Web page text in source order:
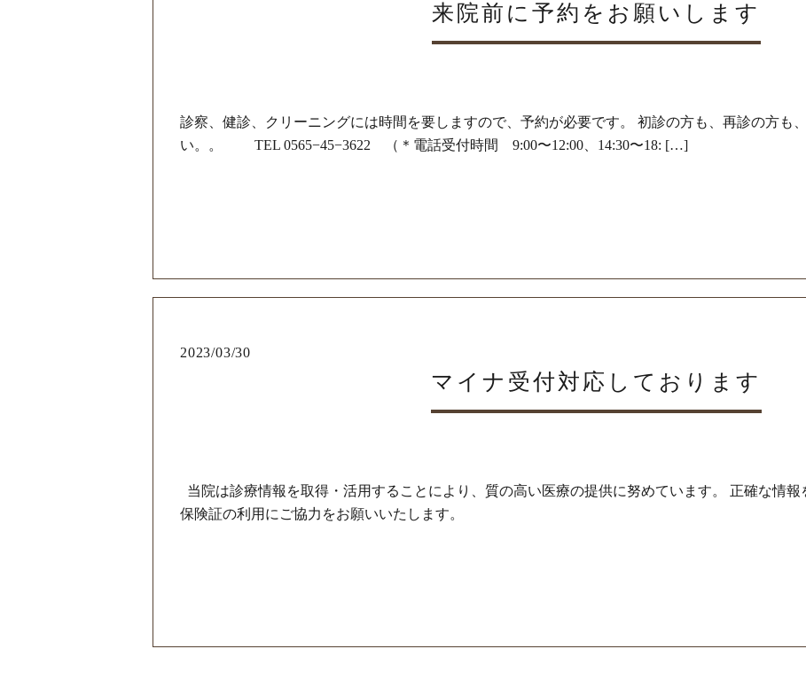
来院前に予約をお願いします
診察、健診、クリーニングには時間を要しますので、予約が必要です。 初診の方も、再診の方も
い。。 TEL 0565−45−3622 （＊電話受付時間 9:00〜12:00、14:30〜18: […]
2023/03/30
マイナ受付対応しております
当院は診療情報を取得・活用することにより、質の高い医療の提供に努めています。 正確な情
保険証の利用にご協力をお願いいたします。